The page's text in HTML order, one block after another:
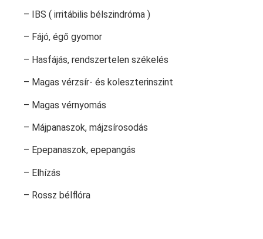
– IBS ( irritábilis bélszindróma )
– Fájó, égő gyomor
– Hasfájás, rendszertelen székelés
– Magas vérzsír- és koleszterinszint
– Magas vérnyomás
– Májpanaszok, májzsírosodás
– Epepanaszok, epepangás
– Elhízás
– Rossz bélflóra